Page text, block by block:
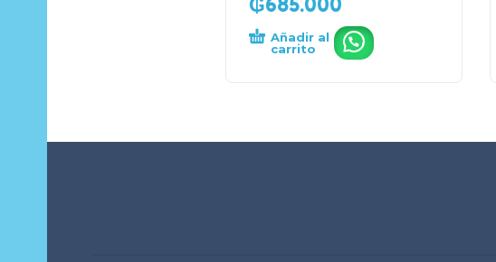
Añadir al
carrito
.